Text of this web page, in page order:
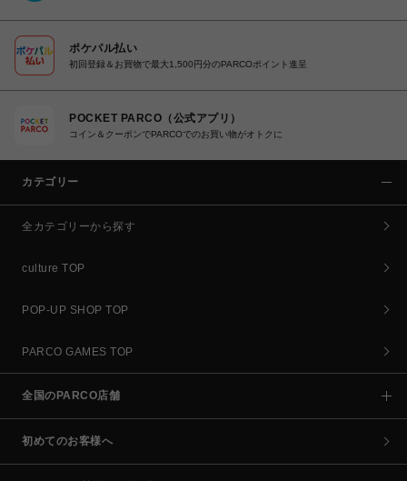
ポケパル払い
初回登録＆お買物で最大1,500円分のPARCOポイント進呈
POCKET PARCO（公式アプリ）
コイン＆クーポンでPARCOでのお買い物がオトクに
カテゴリー
全カテゴリーから探す
culture TOP
POP-UP SHOP TOP
PARCO GAMES TOP
全国のPARCO店舗
初めてのお客様へ